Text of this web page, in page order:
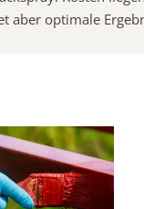
aber optimale